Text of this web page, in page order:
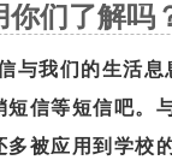
你们了解吗
我们的生活息
信等短信吧
被应用到学